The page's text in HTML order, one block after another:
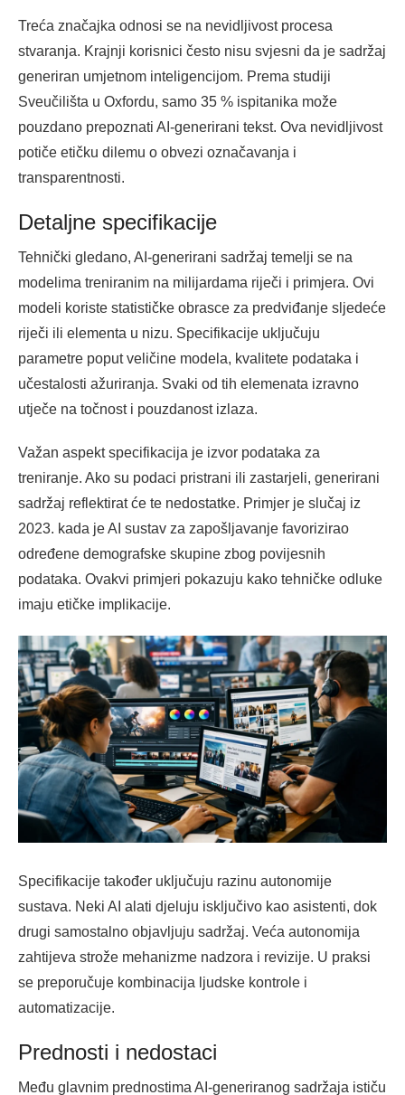
Treća značajka odnosi se na nevidljivost procesa
stvaranja. Krajnji korisnici često nisu svjesni da je sadržaj
generiran umjetnom inteligencijom. Prema studiji
Sveučilišta u Oxfordu, samo 35 % ispitanika može
pouzdano prepoznati AI-generirani tekst. Ova nevidljivost
potiče etičku dilemu o obvezi označavanja i
transparentnosti.
Detaljne specifikacije
Tehnički gledano, AI-generirani sadržaj temelji se na
modelima treniranim na milijardama riječi i primjera. Ovi
modeli koriste statističke obrasce za predviđanje sljedeće
riječi ili elementa u nizu. Specifikacije uključuju
parametre poput veličine modela, kvalitete podataka i
učestalosti ažuriranja. Svaki od tih elemenata izravno
utječe na točnost i pouzdanost izlaza.
Važan aspekt specifikacija je izvor podataka za
treniranje. Ako su podaci pristrani ili zastarjeli, generirani
sadržaj reflektirat će te nedostatke. Primjer je slučaj iz
2023. kada je AI sustav za zapošljavanje favorizirao
određene demografske skupine zbog povijesnih
podataka. Ovakvi primjeri pokazuju kako tehničke odluke
imaju etičke implikacije.
Specifikacije također uključuju razinu autonomije
sustava. Neki AI alati djeluju isključivo kao asistenti, dok
drugi samostalno objavljuju sadržaj. Veća autonomija
zahtijeva strože mehanizme nadzora i revizije. U praksi
se preporučuje kombinacija ljudske kontrole i
automatizacije.
Prednosti i nedostaci
Među glavnim prednostima AI-generiranog sadržaja ističu